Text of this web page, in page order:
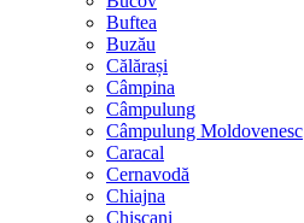
Buftea
Buzău
Călărași
Câmpina
Câmpulung
Câmpulung Moldovenesc
Caracal
Cernavodă
Chiajna
Chișcani